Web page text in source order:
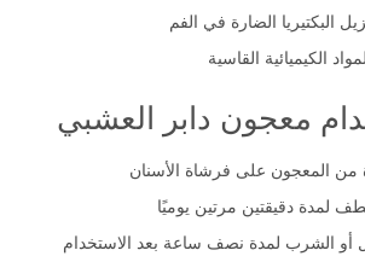
البكتيريا الضارة في الفم
الكيميائية القاسية
معجون دابر العشبي
المعجون على فرشاة الأسنان
لمدة دقيقتين مرتين يوميًا
أو الشرب لمدة نصف ساعة بعد الاستخدام